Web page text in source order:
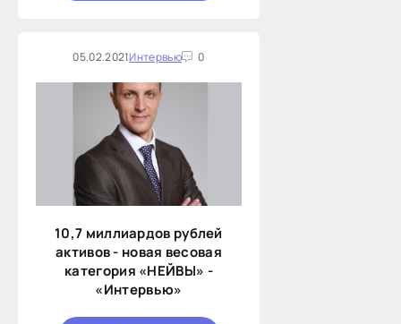
05.02.2021Интервью 0
10,7 миллиардов рублей
активов - новая весовая
категория «НЕЙВЫ» -
«Интервью»